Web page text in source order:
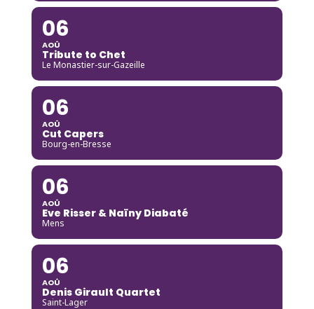
06
AOÛ
Tribute to Chet
Le Monastier-sur-Gazeille
06
AOÛ
Cut Capers
Bourg-en-Bresse
06
AOÛ
Eve Risser & Naïny Diabaté
Mens
06
AOÛ
Denis Girault Quartet
Saint-Lager